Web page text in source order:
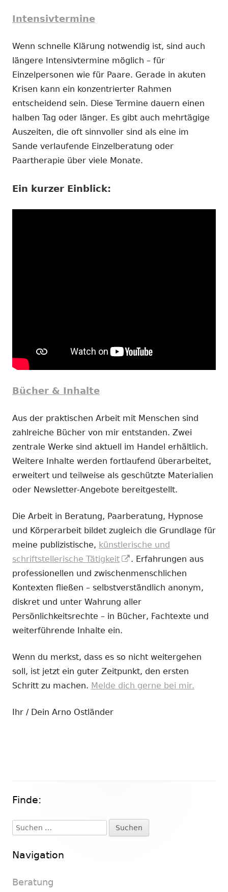
Intensivtermine
Wenn schnelle Klärung notwendig ist, sind auch
längere Intensivtermine möglich – für
Einzelpersonen wie für Paare. Gerade in akuten
Krisen kann ein konzentrierter Rahmen
entscheidend sein. Diese Termine dauern einen
halben Tag oder länger. Es gibt auch mehrtägige
Auszeiten, die oft sinnvoller sind als eine im
Sande verlaufende Einzelberatung oder
Paartherapie über viele Monate.
Ein kurzer Einblick:
Bücher & Inhalte
Aus der praktischen Arbeit mit Menschen sind
zahlreiche Bücher von mir entstanden. Zwei
zentrale Werke sind aktuell im Handel erhältlich.
Weitere Inhalte werden fortlaufend überarbeitet,
erweitert und teilweise als geschützte Materialien
oder Newsletter-Angebote bereitgestellt.
Die Arbeit in Beratung, Paarberatung, Hypnose
und Körperarbeit bildet zugleich die Grundlage für
meine publizistische, künstlerische und
schriftstellerische Tätigkeit
In
neuem
Fenster
öffnen
. Erfahrungen aus
professionellen und zwischenmenschlichen
Kontexten fließen – selbstverständlich anonym,
diskret und unter Wahrung aller
Persönlichkeitsrechte – in Bücher, Fachtexte und
weiterführende Inhalte ein.
Wenn du merkst, dass es so nicht weitergehen
soll, ist jetzt ein guter Zeitpunkt, den ersten
Schritt zu machen. Melde dich gerne bei mir.
Ihr / Dein Arno Ostländer
Haupt-
Seitenleiste
Finde:
Suchen
nach:
Navigation
Beratung